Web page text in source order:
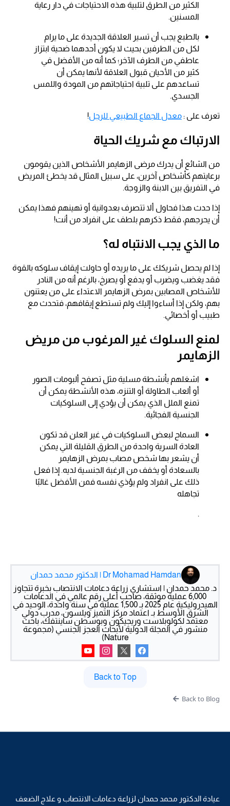
الكثير من الطرق لتلبية هذه الاحتياجات في دار رعاية
المسنين.
بالطبع يجب أن تسير العلاقة الجديدة على ما يرام
لكل من الطرفين بحيث لا يكون أحدهما ضحية ابتزاز
عاطفي من الطرف الآخر؛ كما أنه من الأفضل في
كثير من الأحيان قبول العلاقة لأنها يمكن أن
تساعدهم على تلبية احتياجاتهم من المودة واللمس
الجسدي.
تعرف على : معدل الجماع الطبيعي للرجل!
الارتباك مع شريك الحياة
من الشائع أن يدرك مرضى الزهايمر الأشخاص الذين يقومون
برعايتهم كأشخاص آخرين، على سبيل المثال قد يخطئ المريض
في التفريق بين الابنة والزوجة.
إذا حدث هذا فحاول ألا تتصرف بعدوانية أو تهينهم فهذا يمكن
أن يحرجهم، فقط ذكرهم بلطف على انفراد من أنت!
ما الذي يجب الانتباه له؟
إذا لم يحصل شريكك على ما يريده أو حاولت إيقاف سلوكه بالقوة
فقد يغضب ويضرب أو يدفع أو يصرخ، بالرغم أنه من النادر
للأشخاص المصابين بمرض الزهايمر الاعتداء على من يعتنون
بهم، ولكن إذا أساءوا إليك ولم تستطع إيقافهم، فتحدث مع
طبيب أو أخصائي.
لمنع السلوك غير المرغوب من مريض
الزهايمر
اشغلهم بأنشطة مسلية مثل تصفح ألبومات الصور
أو ألعاب الطاولة أو التنزه، هذه الأنشطة يمكن أن
تمنع الملل الذي يمكن أن يؤدي إلى السلوكيات
الجنسية الفجائية.
السماح لبعض السلوكيات في غير العلن قد تكون
العادة السرية واحدة من الطرق القليلة التي يمكن
أن يشعر بها شخص مصاب بمرض الزهايمر
بالسعادة أو يخفف من الرغبة الجنسية لديه. إذا فعل
ذلك على انفراد ولم يؤذي نفسه فمن الأفضل غالبًا
تجاهله
.
Dr Mohamad Hamdan | الدكتور محمد حمدان
د. محمد حمدان | استشاري زراعة دعامات الانتصاب بخبرة تتجاوز
6,000 عملية موثقة، صاحب أعلى رقم عالمي في الدعامات
الهيدروليكية عام 2025 بـ 1,500 عملية في سنة واحدة، الوحيد في
الشرق الأوسط بـ اعتماد مركز التميز ويلسون، مدرب دولي
معتمد لكولوبلاست وريجيكون وبوسطن ساينتفك، باحث
منشور في المجلة الدولية لأبحاث العجز الجنسي (مجموعة
Nature)
Back to Top
Back to Blog
عيادة الدكتور محمد حمدان لزراعة دعامات الانتصاب و علاج الضعف